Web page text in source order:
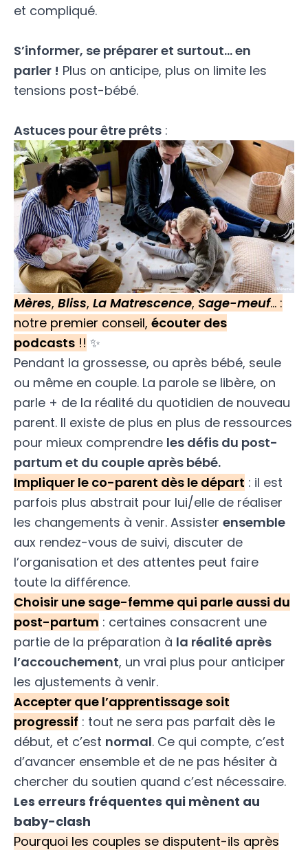
et compliqué.
S’informer, se préparer et surtout… en
parler ! Plus on anticipe, plus on limite les
tensions post-bébé.
Astuces pour être prêts :
Mères, Bliss, La Matrescence, Sage-meuf… :
notre premier conseil, écouter des
podcasts !! ✨
Pendant la grossesse, ou après bébé, seule
ou même en couple. La parole se libère, on
parle + de la réalité du quotidien de nouveau
parent. Il existe de plus en plus de ressources
pour mieux comprendre les défis du post-
partum et du couple après bébé.
Impliquer le co-parent dès le départ : il est
parfois plus abstrait pour lui/elle de réaliser
les changements à venir. Assister ensemble
aux rendez-vous de suivi, discuter de
l’organisation et des attentes peut faire
toute la différence.
Choisir une sage-femme qui parle aussi du
post-partum : certaines consacrent une
partie de la préparation à la réalité après
l’accouchement, un vrai plus pour anticiper
les ajustements à venir.
Accepter que l’apprentissage soit
progressif : tout ne sera pas parfait dès le
début, et c’est normal. Ce qui compte, c’est
d’avancer ensemble et de ne pas hésiter à
chercher du soutien quand c’est nécessaire.
Les erreurs fréquentes qui mènent au
baby-clash
Pourquoi les couples se disputent-ils après